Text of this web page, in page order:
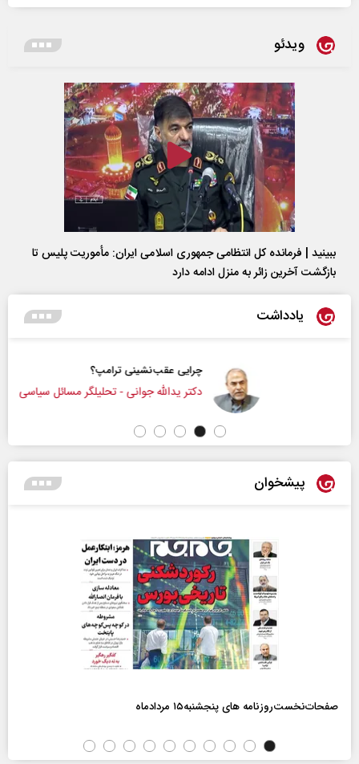
ویدئو
ببینید | فرمانده کل انتظامی جمهوری اسلامی ایران­: مأموریت پلیس تا
بازگشت آخرین زائر به منزل ادامه دارد
یادداشت
چرایی عقب‌نشینی ترامپ؟
دکتر یدالله جوانی - تحلیلگر مسائل سیاسی
پیشخوان
صفحات‌نخست‌روزنامه ها‌ی پنجشنبه‌۱۵ مردادماه